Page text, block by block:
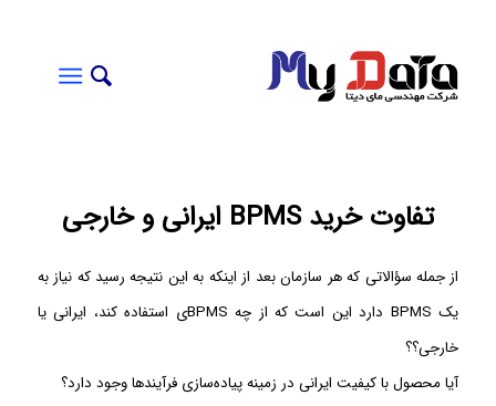
تفاوت خرید BPMS ایرانی و خارجی
از جمله سؤالاتی که هر سازمان بعد از اینکه به این نتیجه رسید که نیاز به
یک BPMS دارد این است که از چه BPMS‌ی استفاده کند، ایرانی یا
خارجی؟؟
آیا محصول با کیفیت ایرانی در زمینه پیاده‌سازی فرآیند‌ها وجود دارد؟